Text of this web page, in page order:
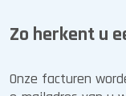
Zo herkent u
Onze facturen